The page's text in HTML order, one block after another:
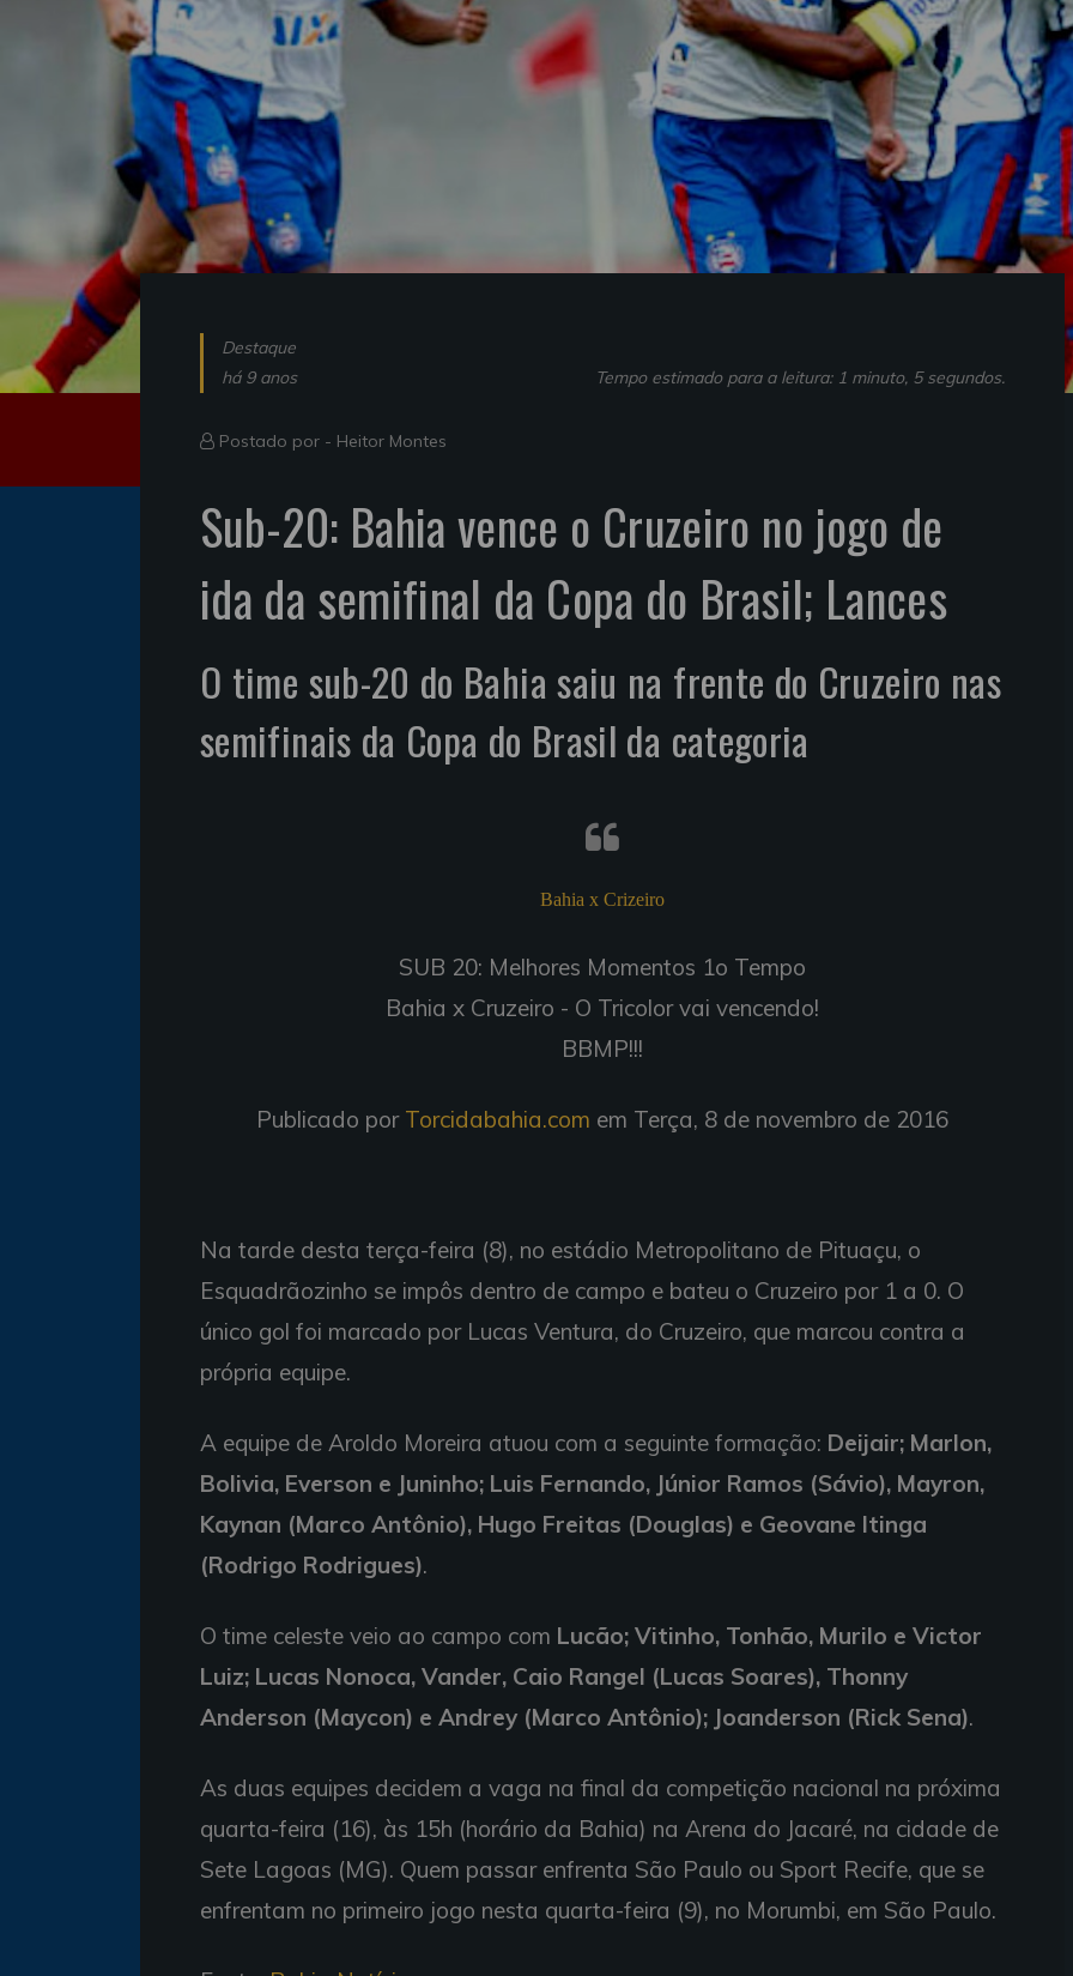
Destaque
há 9 anos
Tempo estimado para a leitura: 1 minuto, 5 segundos.
Postado por - Heitor Montes
Sub-20: Bahia vence o Cruzeiro no jogo de
ida da semifinal da Copa do Brasil; Lances
O time sub-20 do Bahia saiu na frente do Cruzeiro nas
semifinais da Copa do Brasil da categoria
Bahia x Crizeiro
SUB 20: Melhores Momentos 1o Tempo
Bahia x Cruzeiro - O Tricolor vai vencendo!
BBMP!!!
Publicado por Torcidabahia.com em Terça, 8 de novembro de 2016
Na tarde desta terça-feira (8), no estádio Metropolitano de Pituaçu, o
Esquadrãozinho se impôs dentro de campo e bateu o Cruzeiro por 1 a 0. O
único gol foi marcado por Lucas Ventura, do Cruzeiro, que marcou contra a
própria equipe.
A equipe de Aroldo Moreira atuou com a seguinte formação: Deijair; Marlon,
Bolivia, Everson e Juninho; Luis Fernando, Júnior Ramos (Sávio), Mayron,
Kaynan (Marco Antônio), Hugo Freitas (Douglas) e Geovane Itinga
(Rodrigo Rodrigues).
O time celeste veio ao campo com Lucão; Vitinho, Tonhão, Murilo e Victor
Luiz; Lucas Nonoca, Vander, Caio Rangel (Lucas Soares), Thonny
Anderson (Maycon) e Andrey (Marco Antônio); Joanderson (Rick Sena).
As duas equipes decidem a vaga na final da competição nacional na próxima
quarta-feira (16), às 15h (horário da Bahia) na Arena do Jacaré, na cidade de
Sete Lagoas (MG). Quem passar enfrenta São Paulo ou Sport Recife, que se
enfrentam no primeiro jogo nesta quarta-feira (9), no Morumbi, em São Paulo.